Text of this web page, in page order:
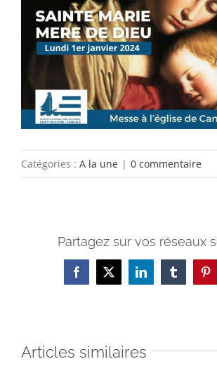
Adultes, jeunes et famille
Actualités
Contact
agrandie
Catégories : A la une | 0 commentaire
Partagez sur vos réseaux
Facebook
X LinkedInTumblr
Articles similaires